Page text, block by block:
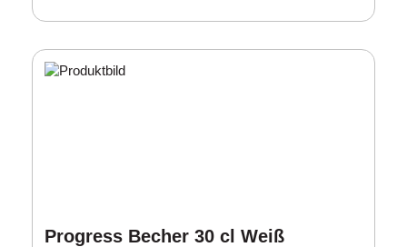
Progress Becher 30 cl Weiß